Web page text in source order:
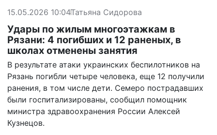
15.05.2026 10:04Татьяна Сидорова
Удары по жилым многоэтажкам в
Рязани: 4 погибших и 12 раненых, в
школах отменены занятия
В результате атаки украинских беспилотников на
Рязань погибли четыре человека, еще 12 получили
ранения, в том числе дети. Семеро пострадавших
были госпитализированы, сообщил помощник
министра здравоохранения России Алексей
Кузнецов.